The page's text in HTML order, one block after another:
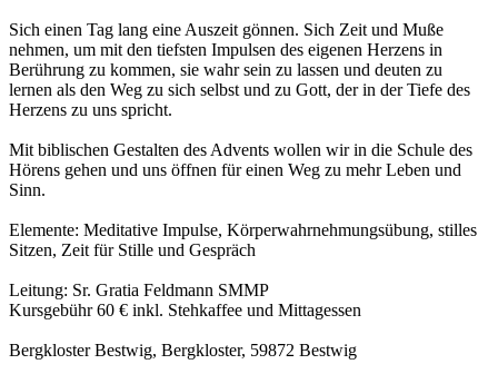
Sich einen Tag lang eine Auszeit gönnen. Sich Zeit und Muße
nehmen, um mit den tiefsten Impulsen des eigenen Herzens in
Berührung zu kommen, sie wahr sein zu lassen und deuten zu
lernen als den Weg zu sich selbst und zu Gott, der in der Tiefe des
Herzens zu uns spricht.
Mit biblischen Gestalten des Advents wollen wir in die Schule des
Hörens gehen und uns öffnen für einen Weg zu mehr Leben und
Sinn.
Elemente: Meditative Impulse, Körperwahrnehmungsübung, stilles
Sitzen, Zeit für Stille und Gespräch
Leitung: Sr. Gratia Feldmann SMMP
Kursgebühr 60 € inkl. Stehkaffee und Mittagessen
Bergkloster Bestwig, Bergkloster, 59872 Bestwig